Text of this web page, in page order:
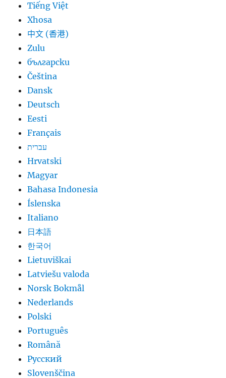
Tiếng Việt
Xhosa
中文 (香港)
Zulu
български
Čeština
Dansk
Deutsch
Eesti
Français
עברית
Hrvatski
Magyar
Bahasa Indonesia
Íslenska
Italiano
日本語
한국어
Lietuviškai
Latviešu valoda
Norsk Bokmål
Nederlands
Polski
Português
Română
Русский
Slovenščina